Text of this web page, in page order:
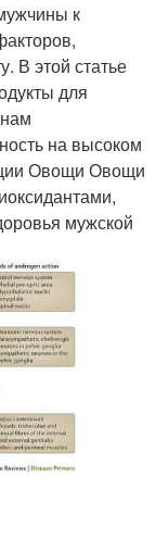
к
В этой статье
для
на высоком
Овощи Овощи
мужской